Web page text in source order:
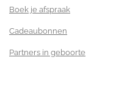
Boek je afspraak
Cadeaubonnen
Partners in geboorte